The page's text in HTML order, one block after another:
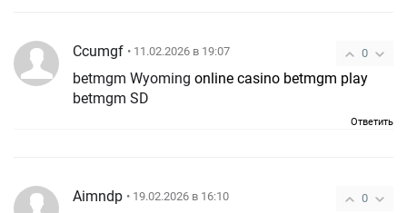
0
Ccumgf • 11.02.2026 в 19:07
betmgm Wyoming online casino betmgm play
betmgm SD
Ответить
0
Aimndp • 19.02.2026 в 16:10